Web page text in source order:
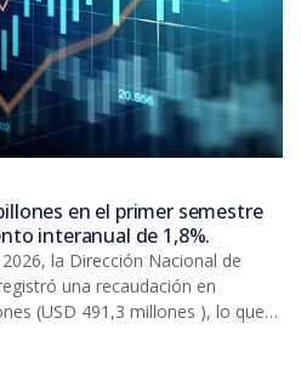
en el primer semestre
interanual de 1,8%.
la Dirección Nacional de
una recaudación en
(USD 491,3 millones ), lo que
de -5,9% respecto al mismo